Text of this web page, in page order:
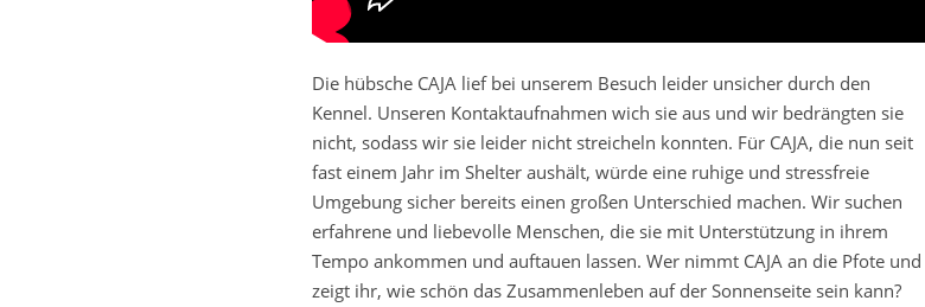
Die hübsche CAJA lief bei unserem Besuch leider unsicher durch den
Kennel. Unseren Kontaktaufnahmen wich sie aus und wir bedrängten sie
nicht, sodass wir sie leider nicht streicheln konnten. Für CAJA, die nun seit
fast einem Jahr im Shelter aushält, würde eine ruhige und stressfreie
Umgebung sicher bereits einen großen Unterschied machen. Wir suchen
erfahrene und liebevolle Menschen, die sie mit Unterstützung in ihrem
Tempo ankommen und auftauen lassen. Wer nimmt CAJA an die Pfote und
zeigt ihr, wie schön das Zusammenleben auf der Sonnenseite sein kann?